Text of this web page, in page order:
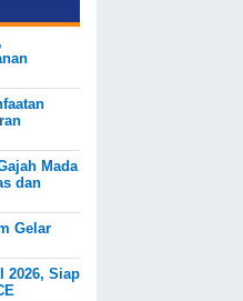
Mada
dan
Gelar
2026, Siap